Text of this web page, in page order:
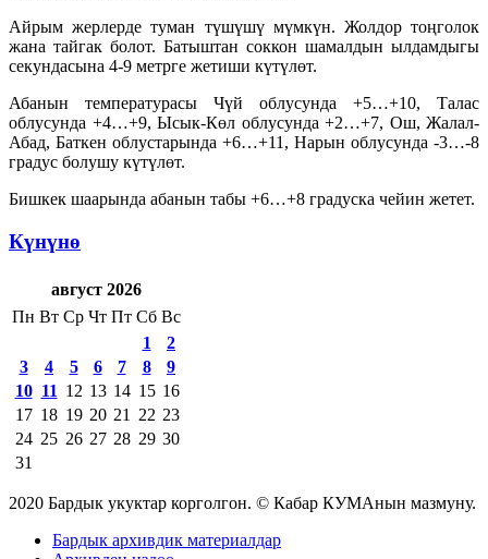
Айрым жерлерде туман түшүшү мүмкүн. Жолдор тоңголок
жана тайгак болот. Батыштан соккон шамалдын ылдамдыгы
секундасына 4-9 метрге жетиши күтүлөт.
Абанын температурасы Чүй облусунда +5…+10, Талас
облусунда +4…+9, Ысык-Көл облусунда +2…+7, Ош, Жалал-
Абад, Баткен облустарында +6…+11, Нарын облусунда -3…-8
градус болушу күтүлөт.
Бишкек шаарында абанын табы +6…+8 градуска чейин жетет.
Күнүнө
август 2026
Пн Вт Ср Чт Пт Сб Вс
1
2
3
4 5 6 7 8
9
10 11 12 13 14 15 16
17 18 19 20 21 22 23
24 25 26 27 28 29 30
31
2020 Бардык укуктар корголгон. © Кабар КУМАнын мазмуну.
Бардык архивдик материалдар